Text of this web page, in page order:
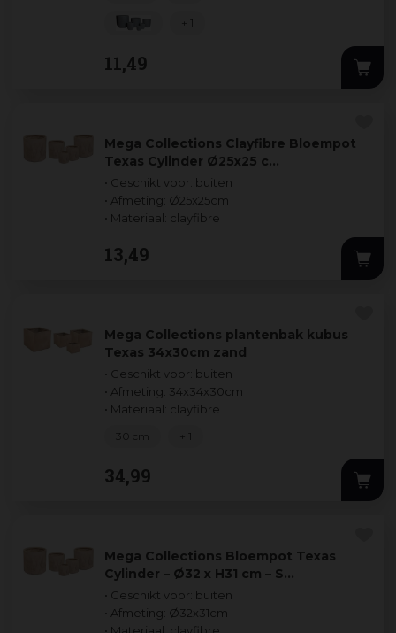
11,49
+ 1
Mega Collections Clayfibre Bloempot
Texas Cylinder Ø25x25 c…
• Geschikt voor: buiten
• Afmeting: Ø25x25cm
• Materiaal: clayfibre
13,49
Mega Collections plantenbak kubus
Texas 34x30cm zand
• Geschikt voor: buiten
• Afmeting: 34x34x30cm
• Materiaal: clayfibre
34,99
30 cm + 1
Mega Collections Bloempot Texas
Cylinder – Ø32 x H31 cm – S…
• Geschikt voor: buiten
• Afmeting: Ø32x31cm